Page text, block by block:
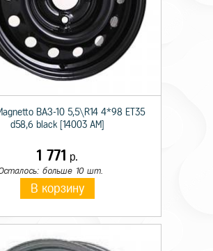
ВАЗ-10 5,5\R14 4*98 ET35
d58,6 black [14003 AM]
1 771 р.
больше 10 шт.
В корзину